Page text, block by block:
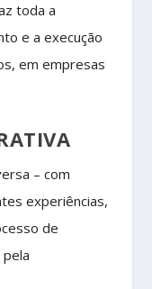
toda a
e a execução
em empresas
– com
experiências,
de